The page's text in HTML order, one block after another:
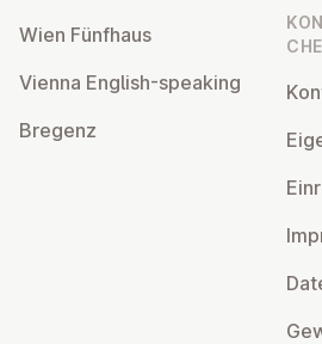
Wien Fünfhaus
Vienna English-speaking
Bregenz